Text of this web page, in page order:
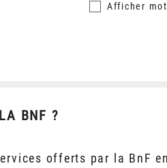
Afficher
BNF ?
offerts par la BnF